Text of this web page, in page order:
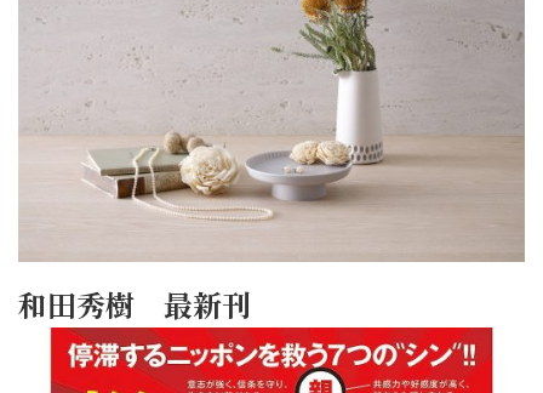
和田秀樹 最新刊